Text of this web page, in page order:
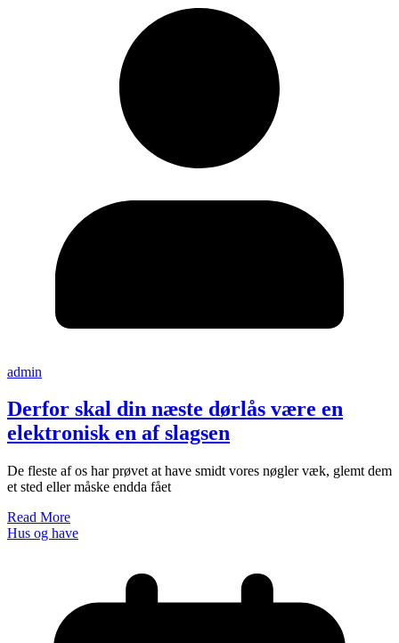
admin
Derfor skal din næste dørlås være en
elektronisk en af slagsen
De fleste af os har prøvet at have smidt vores nøgler væk, glemt dem
et sted eller måske endda fået
Read More
Hus og have